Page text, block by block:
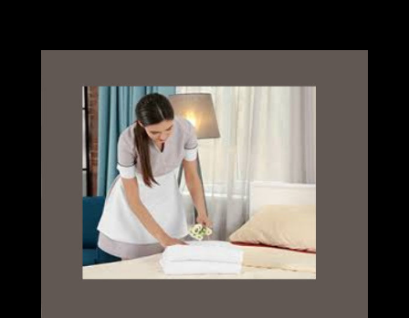
Habitaciones a la medida de sus
necesidades: en suite
para 4 y 5 personas.
Servicio de mucamas.